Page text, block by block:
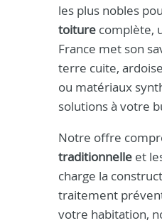
les plus nobles
toiture complète,
France met son
terre cuite,
ou matériaux
solutions à votre
Notre offre
traditionnelle et
charge la
traitement
votre habitation,